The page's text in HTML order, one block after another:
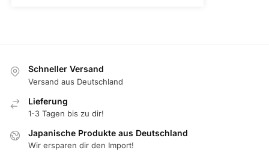
Schneller Versand
Versand aus Deutschland
Lieferung
1-3 Tagen bis zu dir!
Japanische Produkte aus Deutschland
Wir ersparen dir den Import!